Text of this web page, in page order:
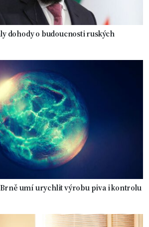
dohody o budoucnosti ruských
umí urychlit výrobu piva i kontrolu